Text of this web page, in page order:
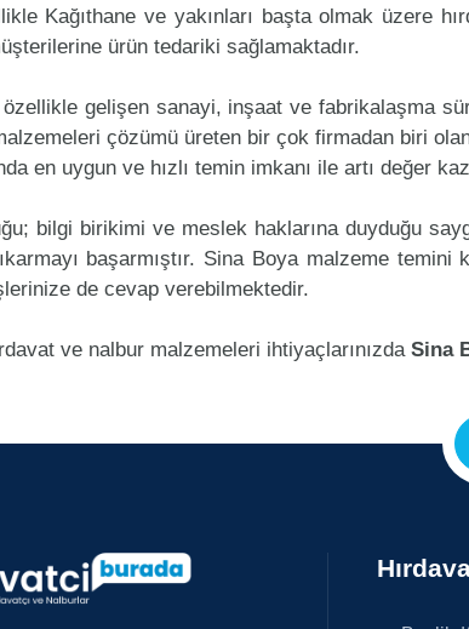
Kağıthane ve yakınları başta olmak üzere
ürün tedariki sağlamaktadır.
gelişen sanayi, inşaat ve fabrikalaşma
çözümü üreten bir çok firmadan biri
en uygun ve hızlı temin imkanı ile artı değer
bilgi birikimi ve meslek haklarına duyduğu
başarmıştır. Sina Boya malzeme temini
de cevap verebilmektedir.
ve nalbur malzemeleri ihtiyaçlarınızda Sina